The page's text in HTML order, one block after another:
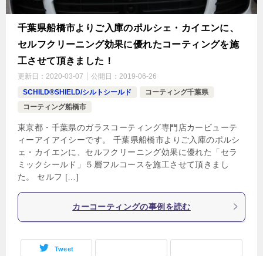
千葉県船橋市よりご入庫のポルシェ・カイエンに、
セルフクリーニング効果に優れたコーティングを施
工させて頂きました！
更新日： 2020-03-07 公開日： 2019-06-26
SCHILD®SHIELD/シルトシールド
コーティング千葉県
コーティング船橋市
東京都・千葉県のガラスコーティング専門店カービューテ
ィーアイアイシーです。 千葉県船橋市よりご入庫のポルシ
ェ・カイエンに、セルフクリーニング効果に優れた「セラ
ミックシールド」５層フルコースを施工させて頂きまし
た。 セルフ […]
カーコーティングの事例を読む
Tweet